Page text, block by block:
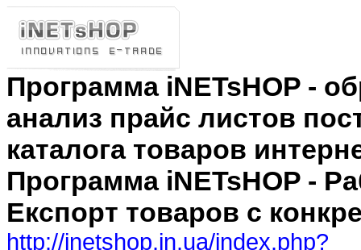
Программа iNETsHOP -
анализ прайс листов
каталога товаров
Программа iNETsHOP -
Експорт товаров с
http://inetshop.in.ua/index.php?